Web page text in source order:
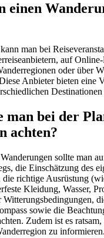
einen
man bei
auf
oder über
Anbieter bieten eine
Destinationen
man bei der
achten?
sollte man
die Einschätzung des
die richtige Ausrüstung
Kleidung, Wasser,
sowie die
Zudem ist es
zu informieren.